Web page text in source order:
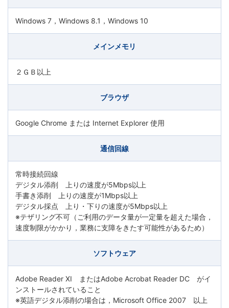
ら
学
ぶ
こ
と
は、
や
が
て、
学
以
Windows 7，Windows 8.1，Windows 10
メインメモリ
２ＧＢ以上
ブラウザ
Google Chrome または Internet Explorer 使用
通信回線
常時接続回線
デジタル添削 上りの速度が5Mbps以上
手書き添削 上りの速度が1Mbps以上
デジタル採点 上り・下りの速度が5Mbps以上
※テザリング不可（ご利用のデータ量が一定量を超えた場合，
速度制限がかかり，業務に支障をきたす可能性があるため）
ソフトウェア
Adobe Reader XI またはAdobe Acrobat Reader DC がイ
ンストールされていること
※英語デジタル添削の場合は，Microsoft Office 2007 以上